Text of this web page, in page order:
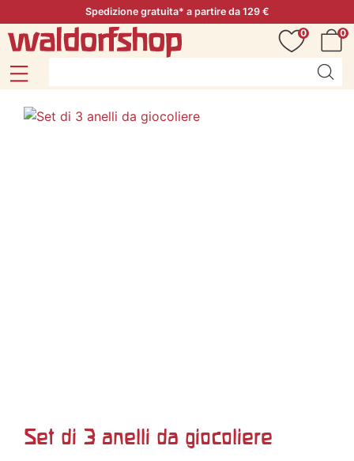
Spedizione gratuita* a partire da 129 €
0
0
Set di 3 anelli da giocoliere